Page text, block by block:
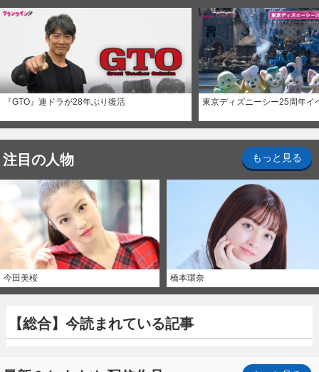
『GTO』連ドラが28年ぶり復活 東京ディズニーシー25周年イ
注目の人物 もっと見る
今田美桜 橋本環奈
【総合】今読まれている記事